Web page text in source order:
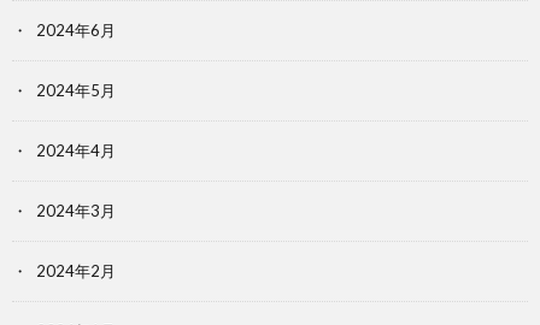
2024年6月
2024年5月
2024年4月
2024年3月
2024年2月